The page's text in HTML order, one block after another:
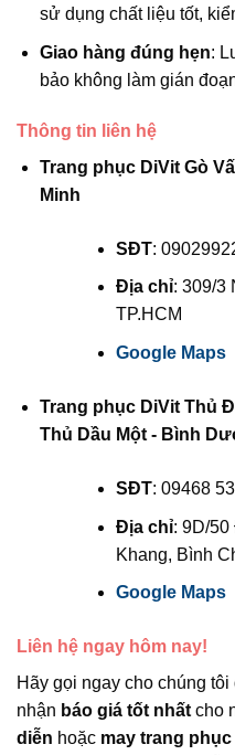
sử dụng chất liệu tốt,
Giao hàng đúng hẹn:
bảo không làm gián
Thông tin liên hệ
Trang phục DiVit Gò
Minh
SĐT:
Địa chỉ: 309/3
TP.HCM
Google Maps
Trang phục DiVit Thủ
Thủ Dầu Một - Bình
SĐT: 09468
Địa chỉ: 9D/
Khang, Bình
Google Maps
Liên hệ ngay hôm nay!
Hãy gọi ngay cho chúng
nhận báo giá tốt nhất cho
diễn hoặc may trang